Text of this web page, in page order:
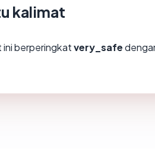
kalimat
ini berperingkatvery_safe